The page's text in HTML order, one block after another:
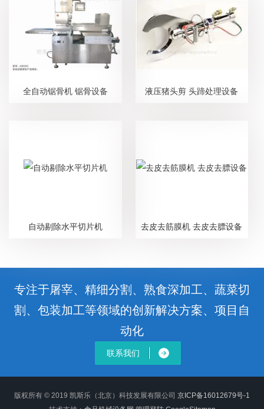
全自动锯骨机 锯骨设备 液压猪头剪 头蹄处理设备
自动剔除水平切片机 去皮去筋膜机 去皮去膘设备
专注于屠宰、精细分割、熟食深加工、蔬菜切
割、包装加工等领域的创新解决方案、项目自
动化
联系我们
版权所有 © 2019 凯斯乐（北京）科技发展有限公司 京ICP备16012679号-1